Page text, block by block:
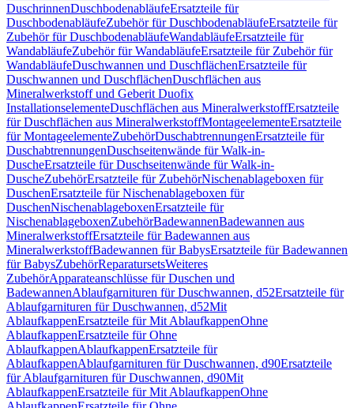
DuschrinnenDuschbodenabläufeErsatzteile für
DuschbodenabläufeZubehör für DuschbodenabläufeErsatzteile für
Zubehör für DuschbodenabläufeWandabläufeErsatzteile für
WandabläufeZubehör für WandabläufeErsatzteile für Zubehör für
WandabläufeDuschwannen und DuschflächenErsatzteile für
Duschwannen und DuschflächenDuschflächen aus
Mineralwerkstoff und Geberit Duofix
InstallationselementeDuschflächen aus MineralwerkstoffErsatzteile
für Duschflächen aus MineralwerkstoffMontageelementeErsatzteile
für MontageelementeZubehörDuschabtrennungenErsatzteile für
DuschabtrennungenDuschseitenwände für Walk-in-
DuscheErsatzteile für Duschseitenwände für Walk-in-
DuscheZubehörErsatzteile für ZubehörNischenablageboxen für
DuschenErsatzteile für Nischenablageboxen für
DuschenNischenablageboxenErsatzteile für
NischenablageboxenZubehörBadewannenBadewannen aus
MineralwerkstoffErsatzteile für Badewannen aus
MineralwerkstoffBadewannen für BabysErsatzteile für Badewannen
für BabysZubehörReparatursetsWeiteres
ZubehörApparateanschlüsse für Duschen und
BadewannenAblaufgarnituren für Duschwannen, d52Ersatzteile für
Ablaufgarnituren für Duschwannen, d52Mit
AblaufkappenErsatzteile für Mit AblaufkappenOhne
AblaufkappenErsatzteile für Ohne
AblaufkappenAblaufkappenErsatzteile für
AblaufkappenAblaufgarnituren für Duschwannen, d90Ersatzteile
für Ablaufgarnituren für Duschwannen, d90Mit
AblaufkappenErsatzteile für Mit AblaufkappenOhne